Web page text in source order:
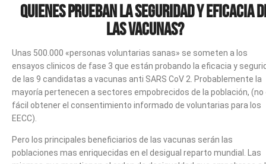
Quienes prueban la seguridad y eficacia
las vacunas?
Unas 500.000 «personas voluntarias sanas» se someten a los
ensayos clinicos de fase 3 que están probando la eficacia y
de las 9 candidatas a vacunas anti SARS CoV 2. Probablemente la
mayoría pertenecen a sectores empobrecidos de la población, (no
fácil obtener el consentimiento informado de voluntarias para los
EECC).
Pero los principales beneficiarios de las vacunas serán las
poblaciones mas enriquecidas en el desigual reparto mundial. Las